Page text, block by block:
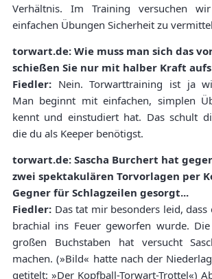
Verhältnis. Im Training versuchen
einfachen Übungen Sicherheit zu
torwart.de: Wie muss man sich das
schießen Sie nur mit halber Kraft aufs
Fiedler: Nein. Torwarttraining ist ja
Man beginnt mit einfachen, simplen
kennt und einstudiert hat. Das schult
die du als Keeper benötigst.
torwart.de: Sascha Burchert hat
zwei spektakulären Torvorlagen per
Gegner für Schlagzeilen gesorgt...
Fiedler: Das tat mir besonders leid, dass
brachial ins Feuer geworfen wurde.
großen Buchstaben hat versucht
machen. (»Bild« hatte nach der
getitelt: »Der Kopfball-Torwart-Trottel«)